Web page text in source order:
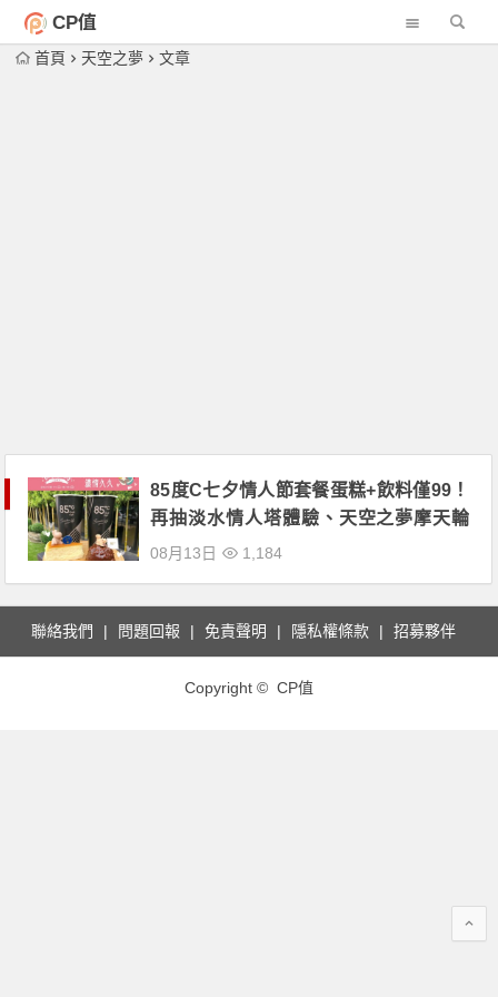
CP值
首頁 天空之夢 文章
85度C七夕情人節套餐蛋糕+飲料僅99！
再抽淡水情人塔體驗、天空之夢摩天輪
免費搭乘
08月13日 1,184
聯絡我們 問題回報 免責聲明 隱私權條款 招募夥伴
Copyright © CP值